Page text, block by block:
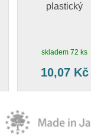
plastický
skladem 72 ks
10,07 Kč